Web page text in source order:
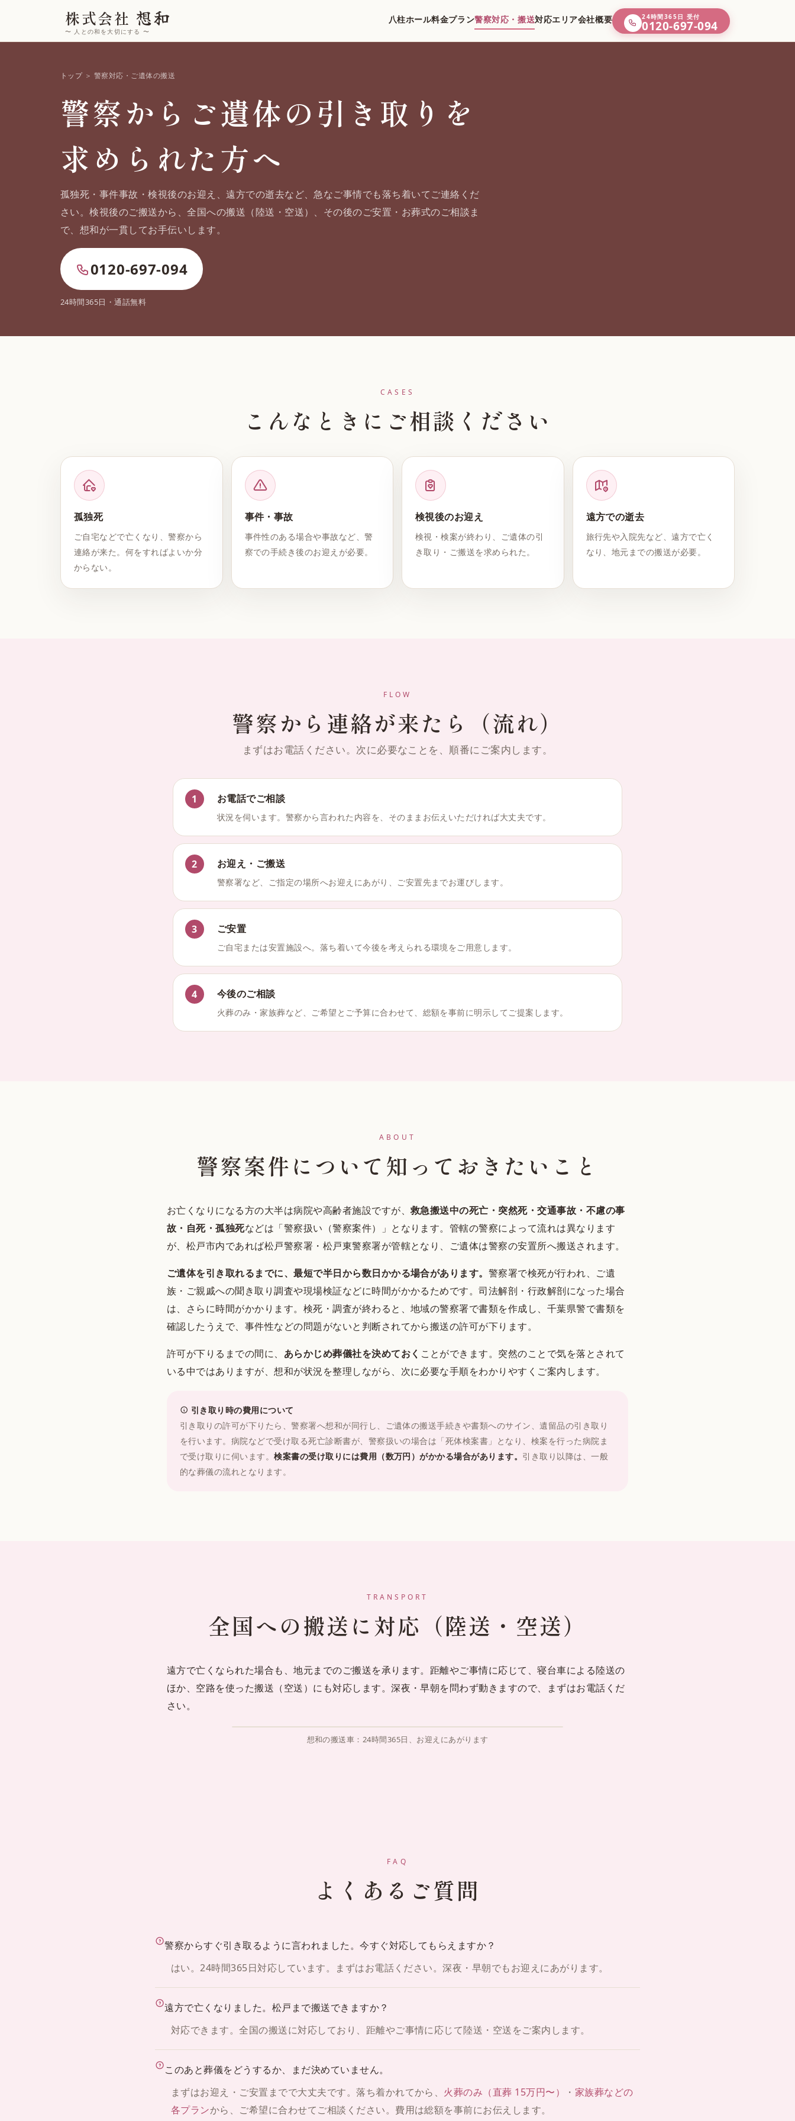
株式会社 想和
〜 人との和を大切にする 〜
八柱ホール料金プラン警察対応・搬送対応エリア会社概要 24時間365日 受付
0120-697-094
トップ＞ 警察対応・ご遺体の搬送
警察からご遺体の引き取りを
求められた方へ
孤独死・事件事故・検視後のお迎え、遠方での逝去など、急なご事情でも落ち着いてご連絡くだ
さい。検視後のご搬送から、全国への搬送（陸送・空送）、その後のご安置・お葬式のご相談ま
で、想和が一貫してお手伝いします。
0120-697-094
24時間365日・通話無料
CASES
こんなときにご相談ください
孤独死
ご自宅などで亡くなり、警察から
連絡が来た。何をすればよいか分
からない。
事件・事故
事件性のある場合や事故など、警
察での手続き後のお迎えが必要。
検視後のお迎え
検視・検案が終わり、ご遺体の引
き取り・ご搬送を求められた。
遠方での逝去
旅行先や入院先など、遠方で亡く
なり、地元までの搬送が必要。
FLOW
警察から連絡が来たら（流れ）
まずはお電話ください。次に必要なことを、順番にご案内します。
1 お電話でご相談
状況を伺います。警察から言われた内容を、そのままお伝えいただければ大丈夫です。
2 お迎え・ご搬送
警察署など、ご指定の場所へお迎えにあがり、ご安置先までお運びします。
3 ご安置
ご自宅または安置施設へ。落ち着いて今後を考えられる環境をご用意します。
4 今後のご相談
火葬のみ・家族葬など、ご希望とご予算に合わせて、総額を事前に明示してご提案します。
ABOUT
警察案件について知っておきたいこと
お亡くなりになる方の大半は病院や高齢者施設ですが、救急搬送中の死亡・突然死・交通事故・不慮の事
故・自死・孤独死などは「警察扱い（警察案件）」となります。管轄の警察によって流れは異なります
が、松戸市内であれば松戸警察署・松戸東警察署が管轄となり、ご遺体は警察の安置所へ搬送されます。
ご遺体を引き取れるまでに、最短で半日から数日かかる場合があります。 警察署で検死が行われ、ご遺
族・ご親戚への聞き取り調査や現場検証などに時間がかかるためです。司法解剖・行政解剖になった場合
は、さらに時間がかかります。検死・調査が終わると、地域の警察署で書類を作成し、千葉県警で書類を
確認したうえで、事件性などの問題がないと判断されてから搬送の許可が下ります。
許可が下りるまでの間に、 あらかじめ葬儀社を決めておく ことができます。突然のことで気を落とされて
いる中ではありますが、想和が状況を整理しながら、次に必要な手順をわかりやすくご案内します。
引き取り時の費用について
引き取りの許可が下りたら、警察署へ想和が同行し、ご遺体の搬送手続きや書類へのサイン、遺留品の引き取り
を行います。病院などで受け取る死亡診断書が、警察扱いの場合は「死体検案書」となり、検案を行った病院ま
で受け取りに伺います。検案書の受け取りには費用（数万円）がかかる場合があります。 引き取り以降は、一般
的な葬儀の流れとなります。
TRANSPORT
全国への搬送に対応（陸送・空送）
遠方で亡くなられた場合も、地元までのご搬送を承ります。距離やご事情に応じて、寝台車による陸送の
ほか、空路を使った搬送（空送）にも対応します。深夜・早朝を問わず動きますので、まずはお電話くだ
さい。
想和の搬送車：24時間365日、お迎えにあがります
FAQ
よくあるご質問
警察からすぐ引き取るように言われました。今すぐ対応してもらえますか？
はい。24時間365日対応しています。まずはお電話ください。深夜・早朝でもお迎えにあがります。
遠方で亡くなりました。松戸まで搬送できますか？
対応できます。全国の搬送に対応しており、距離やご事情に応じて陸送・空送をご案内します。
このあと葬儀をどうするか、まだ決めていません。
まずはお迎え・ご安置までで大丈夫です。落ち着かれてから、 火葬のみ（直葬 15万円〜） ・ 家族葬などの
各プランから、ご希望に合わせてご相談ください。費用は総額を事前にお伝えします。